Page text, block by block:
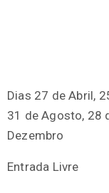
Dias 27 de Abril,
31 de Agosto, 28
Dezembro
Entrada Livre